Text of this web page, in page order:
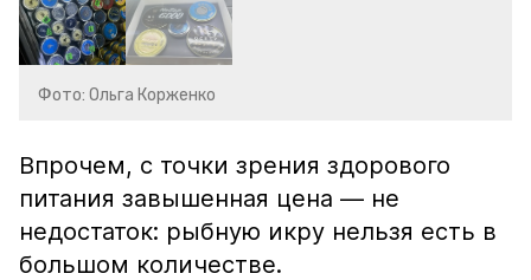
Фото: Ольга Корженко
Впрочем, с точки зрения здорового
питания завышенная цена — не
недостаток: рыбную икру нельзя есть в
большом количестве.